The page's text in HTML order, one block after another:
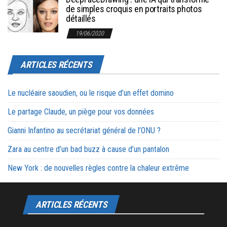
de simples croquis en portraits photos
détaillés
19/06/2020
ARTICLES RÉCENTS
Le nucléaire saoudien, ou le risque d’un effet domino
Le partage Claude, un piège pour vos données
Gianni Infantino au secrétariat général de l’ONU ?
Zara au centre d’un bad buzz à cause d’un pantalon
New York : de nouvelles règles contre la chaleur extrême
ARTICLES RÉCENTS